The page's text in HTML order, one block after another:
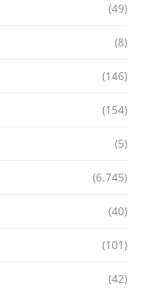
(49)
(8)
(146)
(154)
(5)
(6.745)
(40)
(101)
(42)